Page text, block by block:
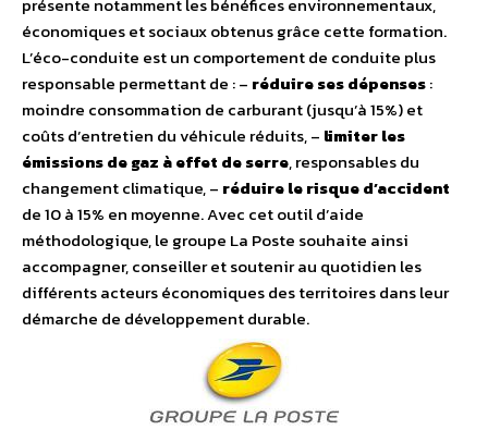
présente notamment les bénéfices environnementaux,
économiques et sociaux obtenus grâce cette formation.
L’éco-conduite est un comportement de conduite plus
responsable permettant de : – réduire ses dépenses:
moindre consommation de carburant (jusqu’à 15%) et
coûts d’entretien du véhicule réduits, – limiter les
émissions de gaz à effet de serre, responsables du
changement climatique, – réduire le risque d’accident
de 10 à 15% en moyenne. Avec cet outil d’aide
méthodologique, le groupe La Poste souhaite ainsi
accompagner, conseiller et soutenir au quotidien les
différents acteurs économiques des territoires dans leur
démarche de développement durable.